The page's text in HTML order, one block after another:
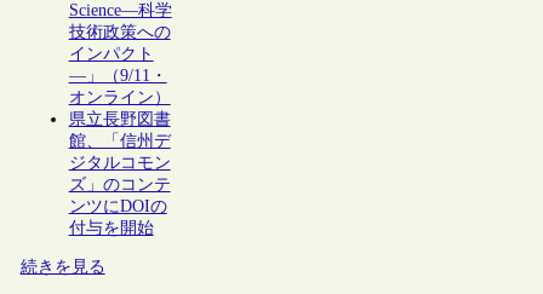
Science―科学
技術政策への
インパクト
―」（9/11・
オンライン）
県立長野図書
館、「信州デ
ジタルコモン
ズ」のコンテ
ンツにDOIの
付与を開始
続きを見る